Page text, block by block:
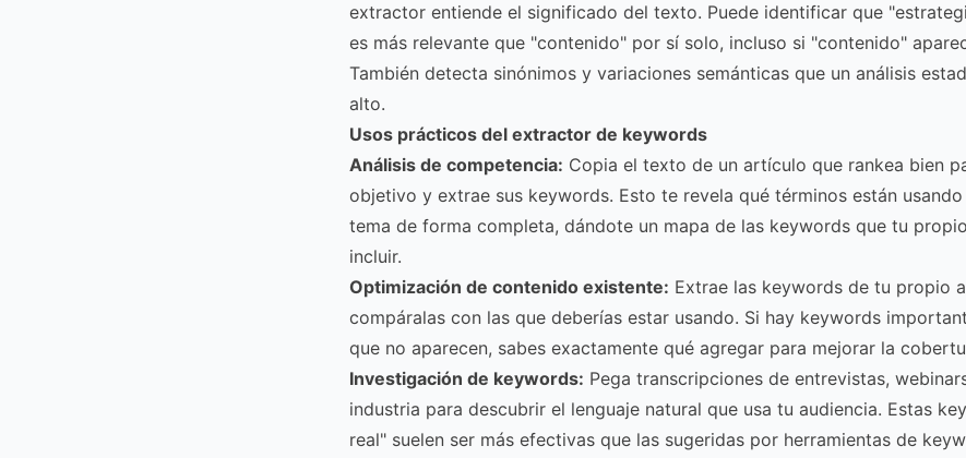
extractor entiende el significado del texto. Puede identificar que
es más relevante que "contenido" por sí solo, incluso si "contenido"
También detecta sinónimos y variaciones semánticas que un análisis
alto.
Usos prácticos del extractor de keywords
Análisis de competencia: Copia el texto de un artículo que rankea bien
objetivo y extrae sus keywords. Esto te revela qué términos están
tema de forma completa, dándote un mapa de las keywords que tu
incluir.
Optimización de contenido existente: Extrae las keywords de tu propio
compáralas con las que deberías estar usando. Si hay keywords
que no aparecen, sabes exactamente qué agregar para mejorar la
Investigación de keywords: Pega transcripciones de entrevistas,
industria para descubrir el lenguaje natural que usa tu audiencia. Estas
real" suelen ser más efectivas que las sugeridas por herramientas de